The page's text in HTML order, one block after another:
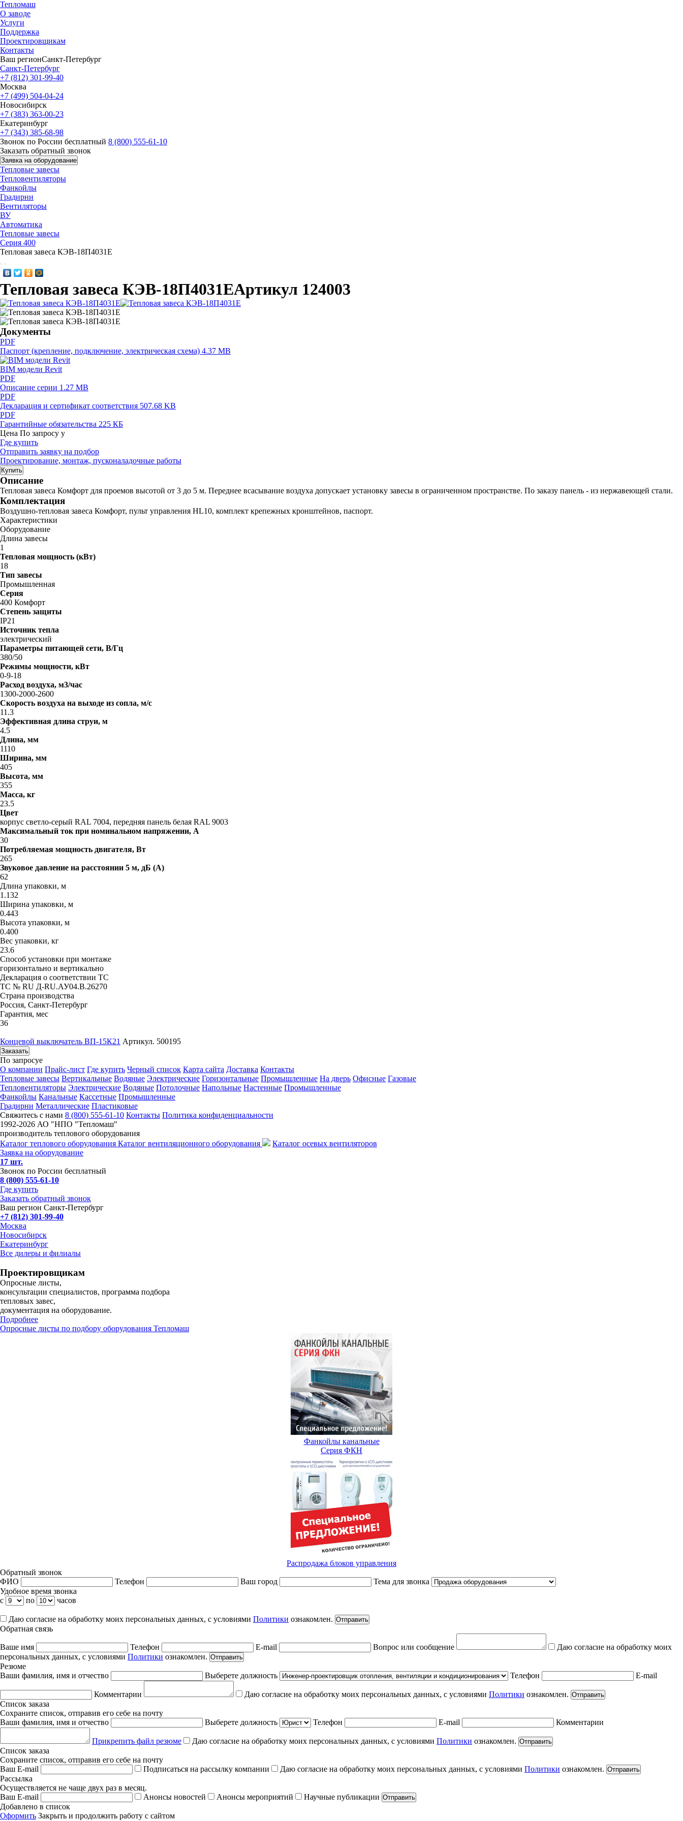
Тепломаш
О заводе
Услуги
Поддержка
Проектировщикам
Контакты
Ваш регионСанкт-Петербург
Санкт-Петербург
+7 (812) 301-99-40
Москва
+7 (499) 504-04-24
Новосибирск
+7 (383) 363-00-23
Екатеринбург
+7 (343) 385-68-98
Звонок по России бесплатный 8 (800) 555-61-10
Заказать обратный звонок
Заявка на оборудование
Тепловые завесы
Тепловентиляторы
Фанкойлы
Градирни
Вентиляторы
ВУ
Автоматика
Тепловые завесы
Серия 400
Тепловая завеса КЭВ-18П4031E
Тепловая завеса КЭВ-18П4031EАртикул 124003
Документы
PDF
Паспорт (крепление, подключение, электрическая схема) 4.37 MB
BIM модели Revit
PDF
Описание серии 1.27 MB
PDF
Декларация и сертификат соответствия 507.68 KB
PDF
Гарантийные обязательства 225 КБ
Цена По запросу у
Где купить
Отправить заявку на подбор
Проектирование, монтаж, пусконаладочные работы
Купить
Описание
Тепловая завеса Комфорт для проемов высотой от 3 до 5 м. Переднее всасывание воздуха допускает установку завесы в ограниченном пространстве. По заказу панель - из нержавеющей стали.
Комплектация
Воздушно-тепловая завеса Комфорт, пульт управления HL10, комплект крепежных кронштейнов, паспорт.
Характеристики
Оборудование
Длина завесы
1
Тепловая мощность (кВт)
18
Тип завесы
Промышленная
Серия
400 Комфорт
Степень защиты
IP21
Источник тепла
электрический
Параметры питающей сети, В/Гц
380/50
Режимы мощности, кВт
0-9-18
Расход воздуха, м3/час
1300-2000-2600
Скорость воздуха на выходе из сопла, м/с
11.3
Эффективная длина струи, м
4.5
Длина, мм
1110
Ширина, мм
405
Высота, мм
355
Масса, кг
23.5
Цвет
корпус светло-серый RAL 7004, передняя панель белая RAL 9003
Максимальный ток при номинальном напряжении, A
30
Потребляемая мощность двигателя, Вт
265
Звуковое давление на расстоянии 5 м, дБ (A)
62
Длина упаковки, м
1.132
Ширина упаковки, м
0.443
Высота упаковки, м
0.400
Вес упаковки, кг
23.6
Способ установки при монтаже
горизонтально и вертикально
Декларация о соответствии ТС
ТС № RU Д-RU.АУ04.B.26270
Страна производства
Россия, Санкт-Петербург
Гарантия, мес
36
Концевой выключатель ВП-15К21 Артикул. 500195
Заказать
По запросуе
О компании Прайс-лист Где купить Черный список Карта сайта Доставка Контакты
Тепловые завесы Вертикальные Водяные Электрические Горизонтальные Промышленные На дверь Офисные Газовые
Тепловентиляторы Электрические Водяные Потолочные Напольные Настенные Промышленные
Фанкойлы Канальные Кассетные Промышленные
Градирни Металлические Пластиковые
Свяжитесь с нами 8 (800) 555-61-10 Контакты Политика конфиденциальности
1992-2026 АО "НПО "Тепломаш"
производитель теплового оборудования
Каталог теплового оборудования Каталог вентиляционного оборудования
Каталог осевых вентиляторов
Заявка на оборудование
17 шт.
Звонок по России бесплатный
8 (800) 555-61-10
Где купить
Заказать обратный звонок
Ваш регион Санкт-Петербург
+7 (812) 301-99-40
Москва
Новосибирск
Екатеринбург
Все дилеры и филиалы
Проектировщикам
Опросные листы,
консультации специалистов, программа подбора
тепловых завес,
документация на оборудование.
Подробнее
Опросные листы по подбору оборудования Тепломаш
Фанкойлы канальные
Серия ФКН
Распродажа блоков управления
Обратный звонок
ФИО
Телефон Ваш город
Тема для звонка
Удобное время звонка
с
по часов
Даю согласие на обработку моих персональных данных, с условиями Политики ознакомлен. Отправить
Обратная связь
Ваше имя Телефон E-mail Вопрос или сообщение
Даю согласие на обработку моих
персональных данных, с условиями Политики ознакомлен. Отправить
Резюме
Ваши фамилия, имя и отчество
Выберете должность Телефон E-mail
Комментарии Даю согласие на обработку моих персональных данных, с условиями Политики ознакомлен. Отправить
Список заказа
Сохраните список, отправив его себе на почту
Ваши фамилия, имя и отчество
Выберете должность Телефон E-mail Комментарии
Прикрепить файл резюме Даю согласие на обработку моих персональных данных, с условиями Политики ознакомлен. Отправить
Список заказа
Сохраните список, отправив его себе на почту
Ваш E-mail
Подписаться на рассылку компании Даю согласие на обработку моих персональных данных, с условиями Политики ознакомлен. Отправить
Рассылка
Осуществляется не чаще двух раз в месяц.
Ваш E-mail
Анонсы новостей Анонсы мероприятий Научные публикации Отправить
Добавлено в список
Оформить Закрыть и продолжить работу с сайтом